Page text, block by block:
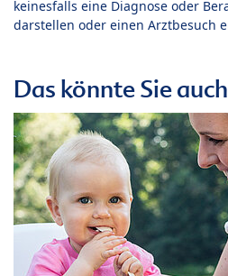
keinesfalls eine Diagnose oder
darstellen oder einen Arztbesuch
Das könnte Sie